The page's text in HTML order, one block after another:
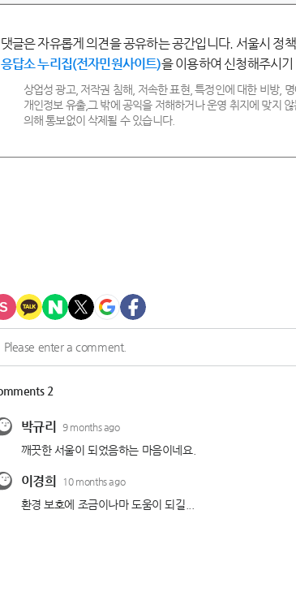
-
우
만
족
-
족
댓글은 자유롭게 의견을 공유하는 공간입니다. 서울시 정
응답소 누리집(전자민원사이트)을 이용하여 신청해주시
상업성 광고, 저작권 침해, 저속한 표현, 특정인에 대한 비방,
개인정보 유출,그 밖에 공익을 저해하거나 운영 취지에 맞지
의해 통보없이 삭제될 수 있습니다.